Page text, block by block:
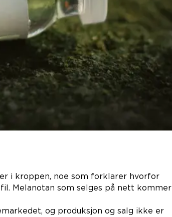
i kroppen, noe som forklarer hvorfor
Melanotan som selges på nett kommer
og produksjon og salg ikke er